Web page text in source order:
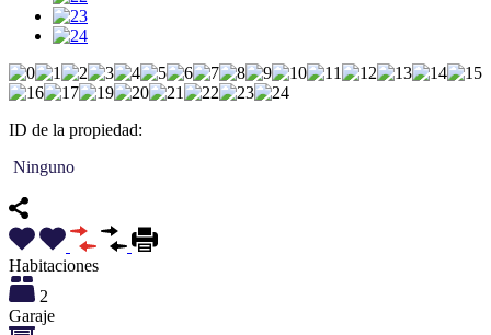
ID de la propiedad:
Ninguno
Habitaciones
2
Garaje